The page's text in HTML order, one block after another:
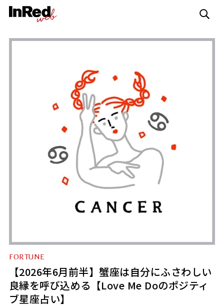
FORTUNE
【2026年6月前半】蟹座は自分にふさわしい
良縁を呼び込める【Love Me Doのポジティ
ブ星座占い】